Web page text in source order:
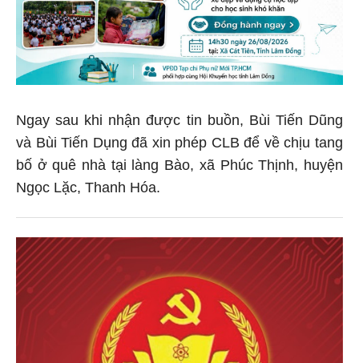
Ngay sau khi nhận được tin buồn, Bùi Tiến Dũng
và Bùi Tiến Dụng đã xin phép CLB để về chịu tang
bố ở quê nhà tại làng Bào, xã Phúc Thịnh, huyện
Ngọc Lặc, Thanh Hóa.